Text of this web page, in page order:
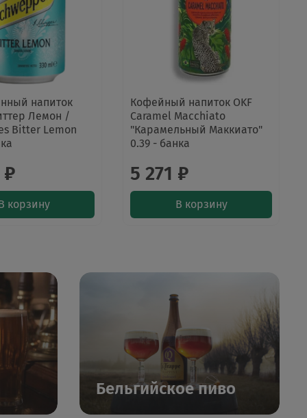
напиток
Лемон /
Bitter Lemon
₽
корзину
Кофейный напиток OKF
Caramel Macchiato
"Карамельный Маккиато"
0.39 - банка
5 271 ₽
В корзину
Бельгийское пиво